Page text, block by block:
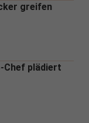
greifen
Chef plädiert